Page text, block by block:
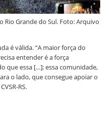
Grande do Sul. Foto: Arquivo
é válida. “A maior força do
entender é a força
que essa […]; essa comunidade,
o lado, que consegue apoiar o
RS.